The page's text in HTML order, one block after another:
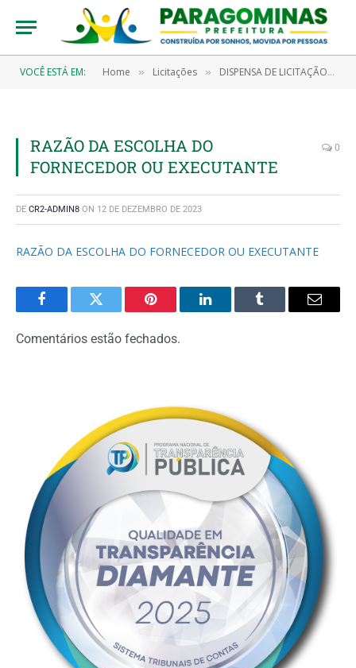
VOCÊ ESTÁ EM: Home » Licitações » DISPENSA DE LICITAÇÃO N° 7/2022-00063 (LOCAÇÃO DE UM IMÓVEL, MEDINDO 425,75M², LOCALIZADO NA RUA MARIA ANGÉLICA DANTAS, N°. 65 – BAIRRO: PROMISSÃO I, ONDE FUNCIONARÁ CER – CENTRO ESPECIALIZADO EM REABILITAÇÃO)
RAZÃO DA ESCOLHA DO
FORNECEDOR OU EXECUTANTE
0
DE CR2-ADMIN8 ON 12 DE DEZEMBRO DE 2023
RAZÃO DA ESCOLHA DO FORNECEDOR OU EXECUTANTE
FacebookTwitter Pinterest LinkedInTumblr Email
Comentários estão fechados.